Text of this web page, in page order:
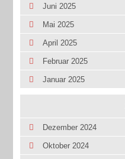
Juni 2025
Mai 2025
April 2025
Februar 2025
Januar 2025
Dezember 2024
Oktober 2024